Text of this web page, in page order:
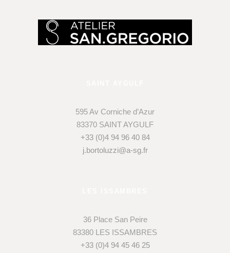
595 Av Corniche d’Azur
83370 SAINT AYGULF
+33 (0)4 94 96 40 84
j.bortoluzzi@a-sg.fr
36 Place San Peire
83380 LES ISSAMBRES
+33 (0)4 94 45 46 25